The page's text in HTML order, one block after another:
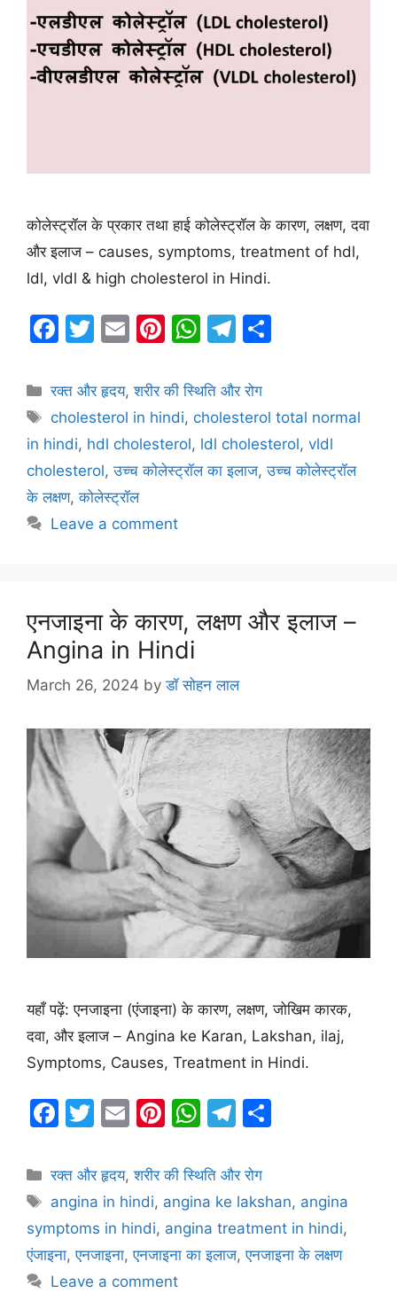
कोलेस्ट्रॉल के प्रकार तथा हाई कोलेस्ट्रॉल के कारण, लक्षण, दवा
और इलाज – causes, symptoms, treatment of hdl,
ldl, vldl & high cholesterol in Hindi.
F
c
e
b
o
o
k
T
itt
er
E
ai
l
Pi
er
e
st
W
at
s
A
p
T
e
gr
a
m
e
Categories
रक्त और हृदय,शरीर की स्थिति और रोग
Tags
cholesterol in hindi, cholesterol total normal
in hindi, hdl cholesterol, ldl cholesterol, vldl
cholesterol,उच्च कोलेस्ट्रॉल का इलाज,उच्च कोलेस्ट्रॉल
के लक्षण,कोलेस्ट्रॉल
Leave a comment
एनजाइना के कारण, लक्षण और इलाज –
Angina in Hindi
March 26, 2024 byडॉ सोहन लाल
यहाँ पढ़ें: एनजाइना (एंजाइना) के कारण, लक्षण, जोखिम कारक,
दवा, और इलाज – Angina ke Karan, Lakshan, ilaj,
Symptoms, Causes, Treatment in Hindi.
F
c
e
b
o
o
T
itt
er
E
ai
l
Pi
er
e
st
W
at
s
A
p
T
e
gr
a
m
e
Categories
रक्त और हृदय,शरीर की स्थिति और रोग
Tags
angina in hindi, angina ke lakshan, angina
symptoms in hindi, angina treatment in hindi,
एंजाइना,एनजाइना,एनजाइना का इलाज,एनजाइना के लक्षण
Leave a comment